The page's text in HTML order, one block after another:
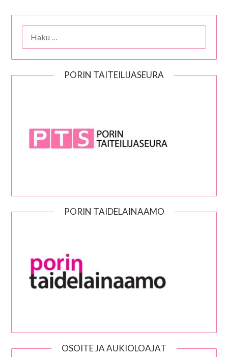
PORIN TAITEILIJASEURA
PORIN TAIDELAINAAMO
OSOITE JA AUKIOLOAJAT